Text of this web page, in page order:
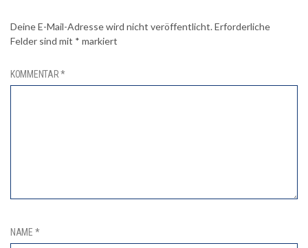
Deine E-Mail-Adresse wird nicht veröffentlicht.Erforderliche
Felder sind mit * markiert
KOMMENTAR*
NAME *